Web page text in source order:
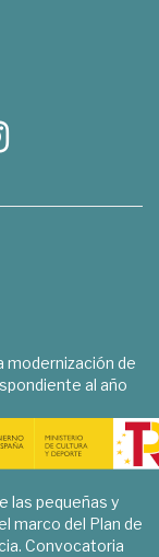
modernización de
al año
las pequeñas y
marco del Plan de
Convocatoria